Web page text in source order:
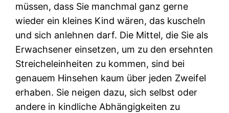
müssen, dass Sie manchmal ganz gerne
wieder ein kleines Kind wären, das kuscheln
und sich anlehnen darf. Die Mittel, die Sie als
Erwachsener einsetzen, um zu den ersehnten
Streicheleinheiten zu kommen, sind bei
genauem Hinsehen kaum über jeden Zweifel
erhaben. Sie neigen dazu, sich selbst oder
andere in kindliche Abhängigkeiten zu